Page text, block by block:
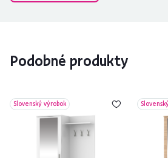
Podobné produkty
Slovenský výrobok